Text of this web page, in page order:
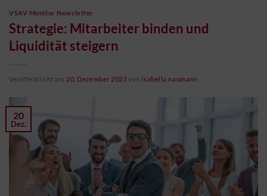
VSAV Monitor Newsletter
Strategie: Mitarbeiter binden und
Liquidität steigern
Veröffentlicht am 20. Dezember 2023 von isabella.naumann
20
Dez.